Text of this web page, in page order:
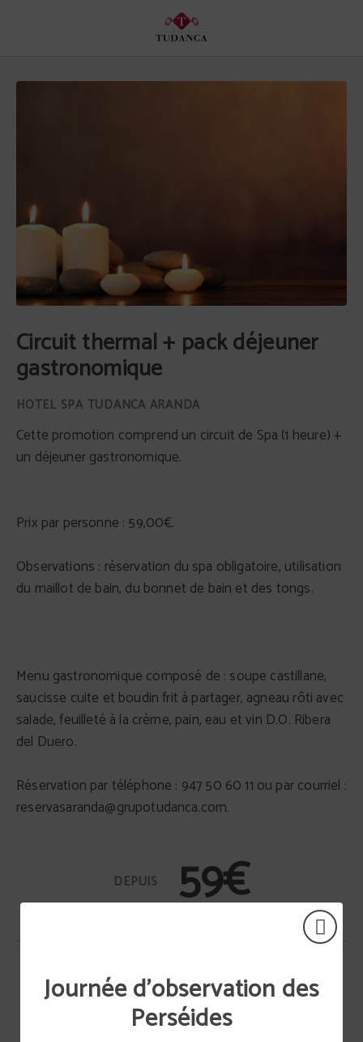
Circuit thermal + pack déjeuner
gastronomique
Cette promotion comprend un circuit de Spa (1 heure) +
un déjeuner gastronomique.
Prix par personne : 59,00€.
Observations : réservation du spa obligatoire, utilisation
du maillot de bain, du bonnet de bain et des tongs.
Menu gastronomique composé de : soupe castillane,
saucisse cuite et boudin frit à partager, agneau rôti avec
salade, feuilleté à la crème, pain, eau et vin D.O. Ribera
del Duero.
Réservation par téléphone : 947 50 60 11 ou par courriel :
reservasaranda@grupotudanca.com.
59€
PROMOTIONS
Journée d’observation des
Perséides